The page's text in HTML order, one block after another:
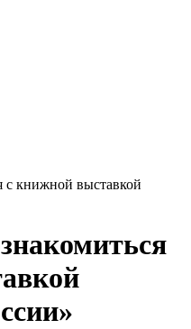
с книжной выставкой